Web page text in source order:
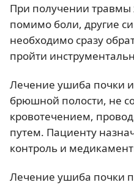
При получении травмы
помимо боли, другие
необходимо сразу
пройти
Лечение ушиба почки и
брюшной полости, не
кровотечением,
путем. Пациенту
контроль и
Лечение ушиба почки